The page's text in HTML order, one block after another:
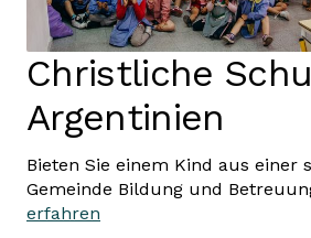
Christliche
Argentinien
Bieten Sie einem Kind aus einer
Gemeinde Bildung und
erfahren